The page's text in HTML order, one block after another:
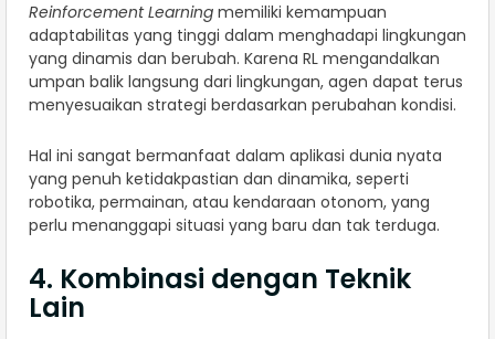
Reinforcement Learning memiliki kemampuan
adaptabilitas yang tinggi dalam menghadapi lingkungan
yang dinamis dan berubah. Karena RL mengandalkan
umpan balik langsung dari lingkungan, agen dapat terus
menyesuaikan strategi berdasarkan perubahan kondisi.
Hal ini sangat bermanfaat dalam aplikasi dunia nyata
yang penuh ketidakpastian dan dinamika, seperti
robotika, permainan, atau kendaraan otonom, yang
perlu menanggapi situasi yang baru dan tak terduga.
4. Kombinasi dengan Teknik
Lain